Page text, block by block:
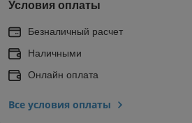
Условия оплаты
Безналичный расчет
Наличными
Онлайн оплата
Все условия оплаты